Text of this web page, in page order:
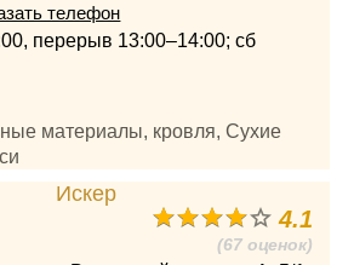
телефон
перерыв 13:00–14:00; сб
материалы, кровля, Сухие
4.1
(67 оценок)